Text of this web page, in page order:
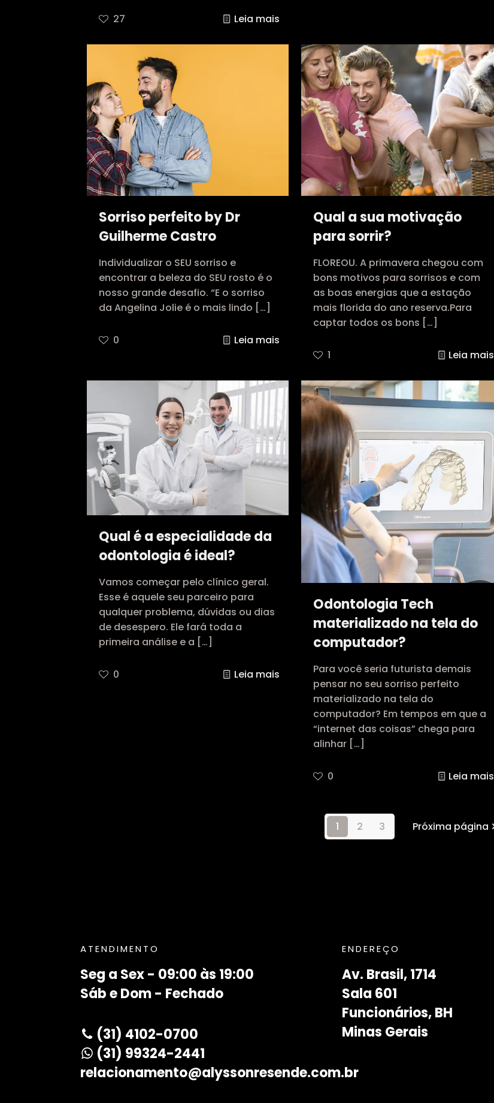
27 Leia mais
Sorriso perfeito by Dr
Guilherme Castro
Individualizar o SEU sorriso e
encontrar a beleza do SEU rosto é o
nosso grande desafio. “E o sorriso
da Angelina Jolie é o mais lindo […]
0 Leia mais
Qual a sua motivação
para sorrir?
FLOREOU. A primavera chegou com
bons motivos para sorrisos e com
as boas energias que a estação
mais florida do ano reserva.Para
captar todos os bons […]
1 Leia mais
Qual é a especialidade da
odontologia é ideal?
Vamos começar pelo clínico geral.
Esse é aquele seu parceiro para
qualquer problema, dúvidas ou dias
de desespero. Ele fará toda a
primeira análise e a […]
0 Leia mais
Odontologia Tech
materializado na tela do
computador?
Para você seria futurista demais
pensar no seu sorriso perfeito
materializado na tela do
computador? Em tempos em que a
“internet das coisas” chega para
alinhar […]
0 Leia mais
1 2 3 Próxima página
ATENDIMENTO
Seg a Sex - 09:00 às 19:00
Sáb e Dom - Fechado
(31) 4102-0700
(31) 99324-2441
relacionamento@alyssonresende.com.br
ENDEREÇO
Av. Brasil, 1714
Sala 601
Funcionários, BH
Minas Gerais